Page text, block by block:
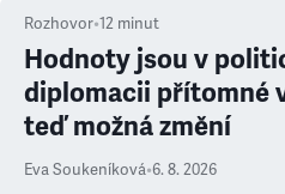
Rozhovor•12 minut
Hodnoty jsou v
diplomacii přítomné
teď možná změní
Eva Soukeníková•6. 8. 2026